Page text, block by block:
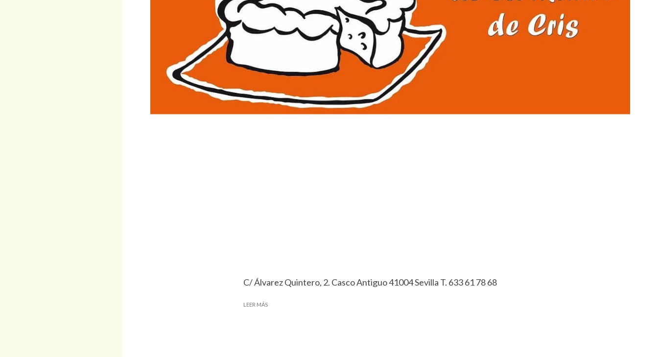
C/ Álvarez Quintero, 2. Casco Antiguo 41004 Sevilla T. 633 61 78 68
LEER MÁS